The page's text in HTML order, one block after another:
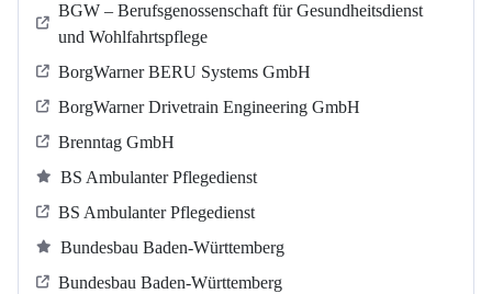
BGW – Berufsgenossenschaft für Gesundheitsdienst
und Wohlfahrtspflege
BorgWarner BERU Systems GmbH
BorgWarner Drivetrain Engineering GmbH
Brenntag GmbH
BS Ambulanter Pflegedienst
BS Ambulanter Pflegedienst
Bundesbau Baden-Württemberg
Bundesbau Baden-Württemberg